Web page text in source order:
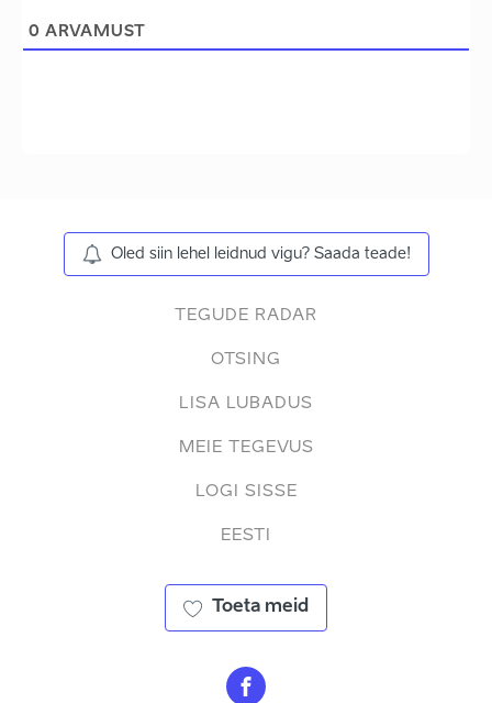
0 ARVAMUST
Oled siin lehel leidnud vigu? Saada teade!
TEGUDE RADAR
OTSING
LISA LUBADUS
MEIE TEGEVUS
LOGI SISSE
EESTI
Toeta meid